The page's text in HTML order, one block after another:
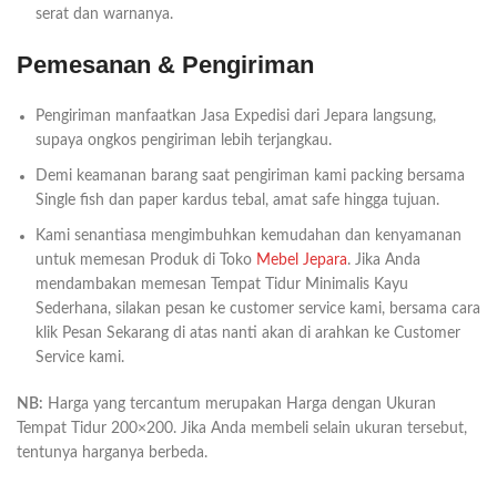
serat dan warnanya.
Pemesanan & Pengiriman
Pengiriman manfaatkan Jasa Expedisi dari Jepara langsung,
supaya ongkos pengiriman lebih terjangkau.
Demi keamanan barang saat pengiriman kami packing bersama
Single fish dan paper kardus tebal, amat safe hingga tujuan.
Kami senantiasa mengimbuhkan kemudahan dan kenyamanan
untuk memesan Produk di Toko Mebel Jepara. Jika Anda
mendambakan memesan Tempat Tidur Minimalis Kayu
Sederhana, silakan pesan ke customer service kami, bersama cara
klik Pesan Sekarang di atas nanti akan di arahkan ke Customer
Service kami.
NB: Harga yang tercantum merupakan Harga dengan Ukuran
Tempat Tidur 200×200. Jika Anda membeli selain ukuran tersebut,
tentunya harganya berbeda.